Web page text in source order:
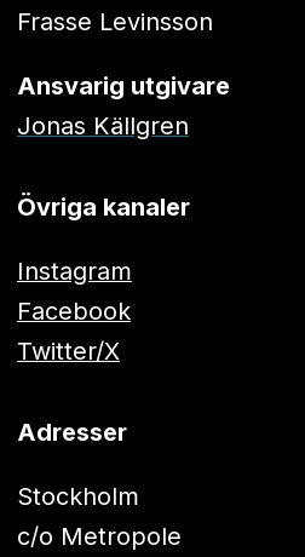
Frasse Levinsson
Ansvarig utgivare
Jonas Källgren
Övriga kanaler
Instagram
Facebook
Twitter/X
Adresser
Stockholm
c/o Metropole